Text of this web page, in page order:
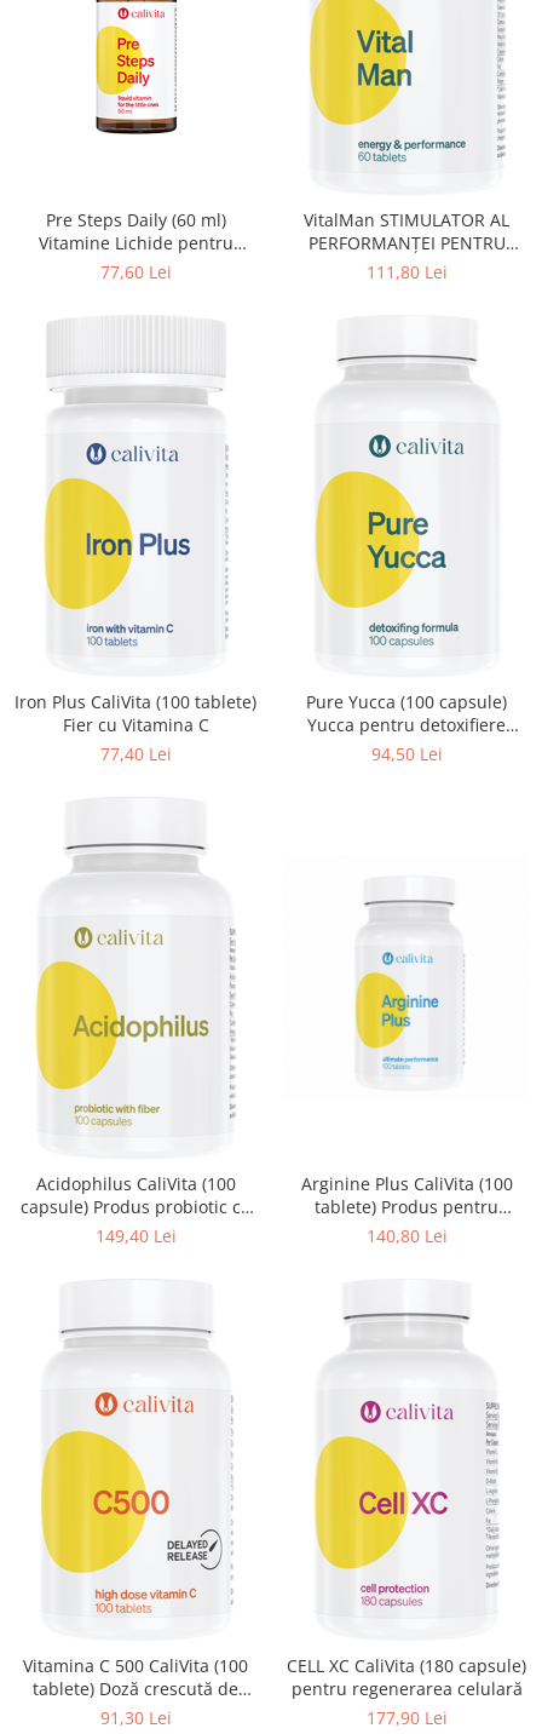
Pre Steps Daily (60 ml)
Vitamine Lichide pentru
bebelusi si sugari
77,60 Lei
VitalMan STIMULATOR AL
PERFORMANŢEI PENTRU
BĂRBAŢI
111,80 Lei
Iron Plus CaliVita (100 tablete)
Fier cu Vitamina C
77,40 Lei
Pure Yucca (100 capsule)
Yucca pentru detoxifiere
naturala
94,50 Lei
Acidophilus CaliVita (100
capsule) Produs probiotic cu
fibre
149,40 Lei
Arginine Plus CaliVita (100
tablete) Produs pentru
dezvoltarea şi regenerarea
140,80 Lei
Vitamina C 500 CaliVita (100
tablete) Doză crescută de
vitamina C
91,30 Lei
CELL XC CaliVita (180 capsule)
pentru regenerarea celulară
177,90 Lei